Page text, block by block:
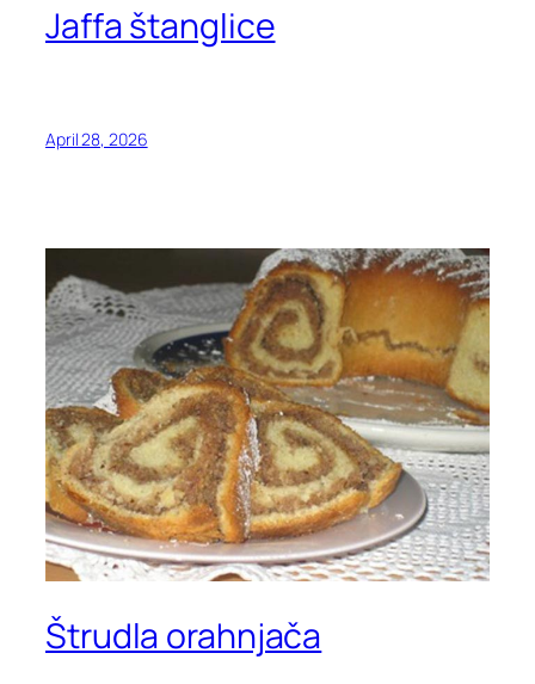
Jaffa štanglice
April 28, 2026
Štrudla orahnjača